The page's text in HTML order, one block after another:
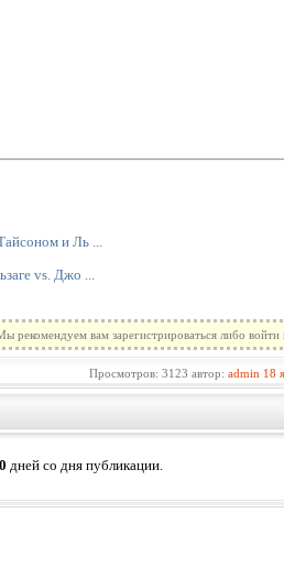
и Ль ...
vs. Джо ...
рекомендуем вам зарегистрироваться либо
Просмотров: 3123 автор: admin 18
дней со дня публикации.